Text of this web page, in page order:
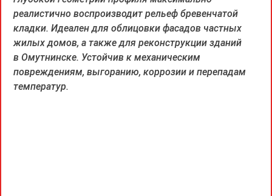
реалистично воспроизводит рельеф бревенчатой
кладки. Идеален для облицовки фасадов частных
жилых домов, а также для реконструкции зданий
в Омутнинске. Устойчив к механическим
повреждениям, выгоранию, коррозии и перепадам
температур.